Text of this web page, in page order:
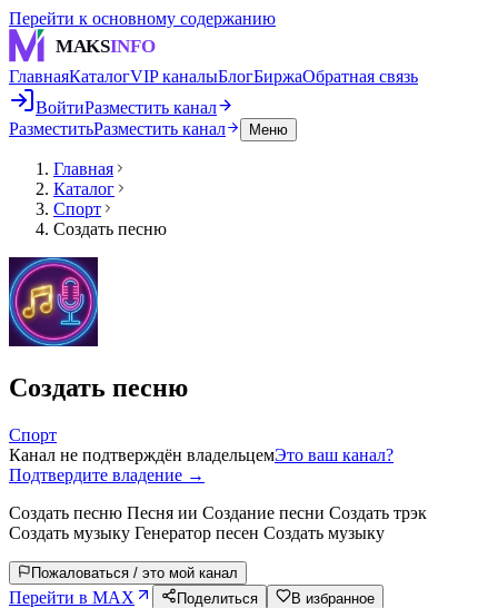
Перейти к основному содержанию
MAKSINFO
ГлавнаяКаталогVIP каналыБлогБиржаОбратная связь
ВойтиРазместить канал
РазместитьРазместить канал Меню
Главная
Каталог
Спорт
Создать песню
Создать песню
Спорт
Канал не подтверждён владельцемЭто ваш канал?
Подтвердите владение →
Создать песню Песня ии Создание песни Создать трэк
Создать музыку Генератор песен Создать музыку
Пожаловаться / это мой канал
Перейти в MAX Поделиться В избранное